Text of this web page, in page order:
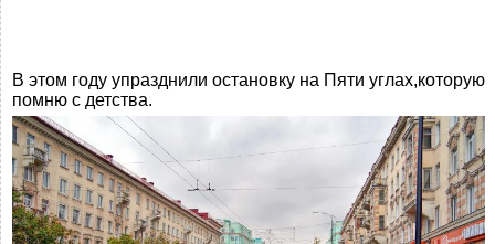
В этом году упразднили остановку на Пяти углах,которую
помню с детства.